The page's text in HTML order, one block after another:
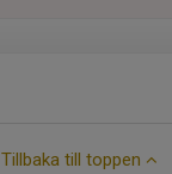
Tillbaka till toppen